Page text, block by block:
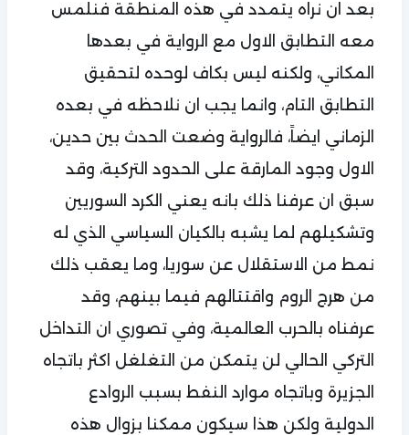
بعد ان نراه يتمدد في هذه المنطقة فنلمس
معه التطابق الاول مع الرواية في بعدها
المكاني، ولكنه ليس بكاف لوحده لتحقيق
التطابق التام، وانما يجب ان نلاحظه في بعده
الزماني ايضاً، فالرواية وضعت الحدث بين حدين،
الاول وجود المارقة على الحدود التركية، وقد
سبق ان عرفنا ذلك بانه يعني الكرد السوريين
وتشكيلهم لما يشبه بالكيان السياسي الذي له
نمط من الاستقلال عن سوريا، وما يعقب ذلك
من هرج الروم واقتتالهم فيما بينهم، وقد
عرفناه بالحرب العالمية، وفي تصوري ان التداخل
التركي الحالي لن يتمكن من التغلغل اكثر باتجاه
الجزيرة وباتجاه موارد النفط بسبب الروادع
الدولية ولكن هذا سيكون ممكنا بزوال هذه